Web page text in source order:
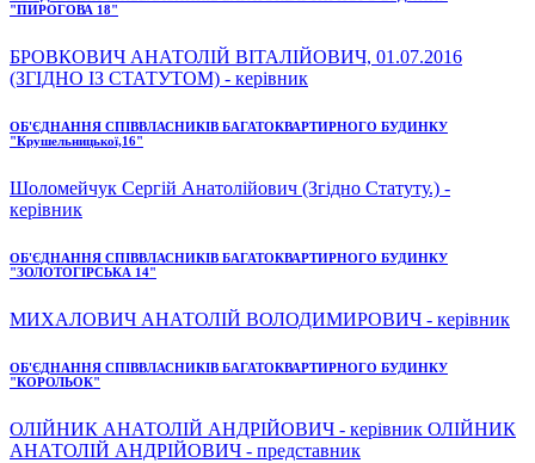
"ПИРОГОВА 18"
БРОВКОВИЧ АНАТОЛІЙ ВІТАЛІЙОВИЧ, 01.07.2016
(ЗГІДНО ІЗ СТАТУТОМ) - керівник
ОБ'ЄДНАННЯ СПІВВЛАСНИКІВ БАГАТОКВАРТИРНОГО БУДИНКУ
"Крушельницької,16"
Шоломейчук Сергій Анатолійович (Згідно Статуту.) -
керівник
ОБ'ЄДНАННЯ СПІВВЛАСНИКІВ БАГАТОКВАРТИРНОГО БУДИНКУ
"ЗОЛОТОГІРСЬКА 14"
МИХАЛОВИЧ АНАТОЛІЙ ВОЛОДИМИРОВИЧ - керівник
ОБ'ЄДНАННЯ СПІВВЛАСНИКІВ БАГАТОКВАРТИРНОГО БУДИНКУ
"КОРОЛЬОК"
ОЛІЙНИК АНАТОЛІЙ АНДРІЙОВИЧ - керівник ОЛІЙНИК
АНАТОЛІЙ АНДРІЙОВИЧ - представник